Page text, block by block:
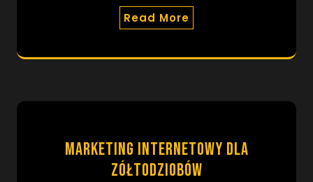
Read More
Marketing internetowy dla
zółtodziobów